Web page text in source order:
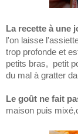
La recette à une
l'on laisse
trop profonde et
petits bras, petit
du mal à gratter
Le goût ne fait
maison puis